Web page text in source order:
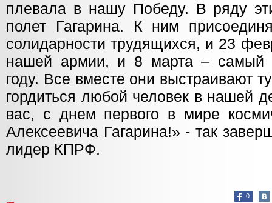
плевала в нашу Победу. В ряду
полет Гагарина. К ним
солидарности трудящихся, и 23
нашей армии, и 8 марта – самый
году. Все вместе они выстраивают
гордиться любой человек в нашей
вас, с днем первого в мире
Алексеевича Гагарина!» - так
лидер КПРФ.
0